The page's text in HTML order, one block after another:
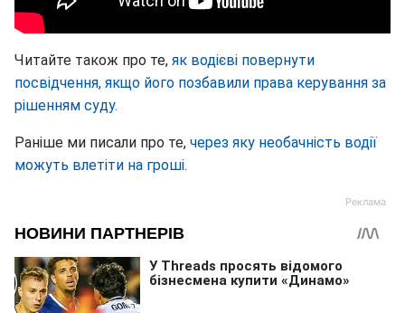
Читайте також про те, як водієві повернути
посвідчення, якщо його позбавили права керування за
рішенням суду.
Раніше ми писали про те, через яку необачність водії
можуть влетіти на гроші.